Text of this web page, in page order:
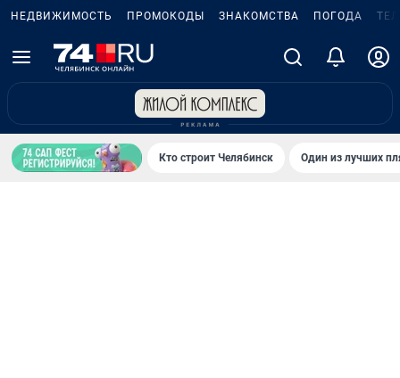
НЕДВИЖИМОСТЬ ПРОМОКОДЫ ЗНАКОМСТВА ПОГОДА
Кто строит Челябинск Один из лучших